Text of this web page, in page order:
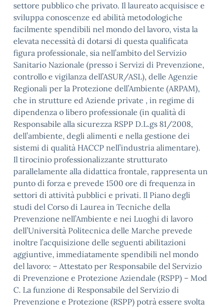
settore pubblico che privato. Il laureato acquisisce e
sviluppa conoscenze ed abilità metodologiche
facilmente spendibili nel mondo del lavoro, vista la
elevata necessità di dotarsi di questa qualificata
figura professionale, sia nell’ambito del Servizio
Sanitario Nazionale (presso i Servizi di Prevenzione,
controllo e vigilanza dell’ASUR/ASL), delle Agenzie
Regionali per la Protezione dell’Ambiente (ARPAM),
che in strutture ed Aziende private , in regime di
dipendenza o libero professionale (in qualità di
Responsabile alla sicurezza RSPP D.L.gs 81/2008,
dell’ambiente, degli alimenti e nella gestione dei
sistemi di qualità HACCP nell’industria alimentare).
Il tirocinio professionalizzante strutturato
parallelamente alla didattica frontale, rappresenta un
punto di forza e prevede 1500 ore di frequenza in
settori di attività pubblici e privati. Il Piano degli
studi del Corso di Laurea in Tecniche della
Prevenzione nell’Ambiente e nei Luoghi di lavoro
dell’Università Politecnica delle Marche prevede
inoltre l’acquisizione delle seguenti abilitazioni
aggiuntive, immediatamente spendibili nel mondo
del lavoro: – Attestato per Responsabile del Servizio
di Prevenzione e Protezione Aziendale (RSPP) – Mod
C. La funzione di Responsabile del Servizio di
Prevenzione e Protezione (RSPP) potrà essere svolta